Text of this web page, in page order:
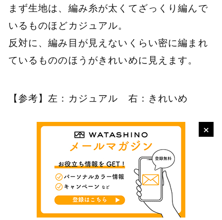
まず生地は、編み糸が太くてざっくり編んで
いるものほどカジュアル。
反対に、編み目が見えないくらい密に編まれ
ているもののほうがきれいめに見えます。
【参考】左：カジュアル 右：きれいめ
×